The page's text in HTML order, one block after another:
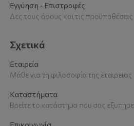
Εγγύηση - Επιστροφές
Δες τους όρους και τις προϋποθέσεις
Σχετικά
Εταιρεία
Μάθε για τη φιλοσοφία της εταιρείας
Καταστήματα
Βρείτε το κατάστημα που σας